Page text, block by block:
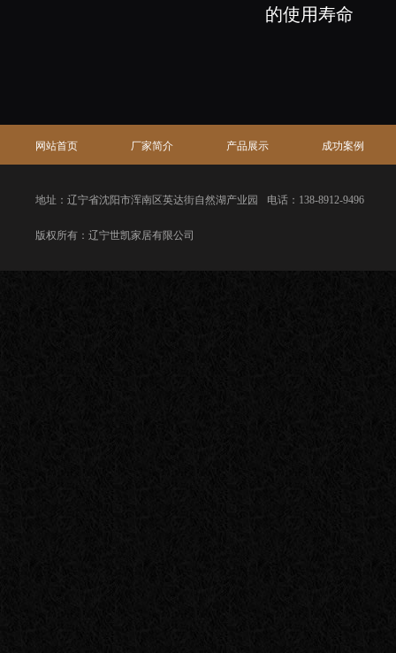
的使用寿命
网站首页 厂家简介 产品展示 成功案例
地址：辽宁省沈阳市浑南区英达街自然湖产业园 电话：138-8912-9496
版权所有：辽宁世凯家居有限公司